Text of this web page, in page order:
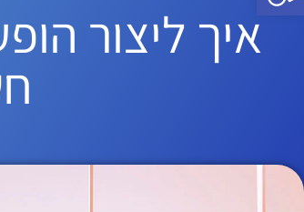
איך ליצור